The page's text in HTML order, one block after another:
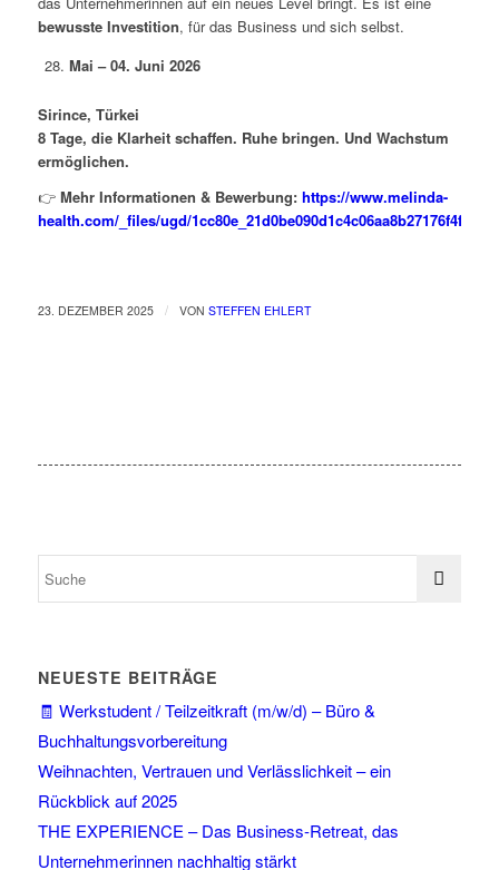
bewusste Investition, für das Business und sich selbst.
Mai – 04. Juni 2026
Sirince, Türkei
8 Tage, die Klarheit schaffen. Ruhe bringen. Und Wachstum
ermöglichen.
👉 Mehr Informationen & Bewerbung: https://www.melinda-
health.com/_files/ugd/
23. DEZEMBER 2025 / VON STEFFEN EHLERT
NEUESTE BEITRÄGE
🧾 Werkstudent / Teilzeitkraft (m/w/d) – Büro &
Buchhaltungsvorbereitung
Weihnachten, Vertrauen und Verlässlichkeit – ein
Rückblick auf 2025
THE EXPERIENCE – Das Business-Retreat, das
Unternehmerinnen nachhaltig stärkt